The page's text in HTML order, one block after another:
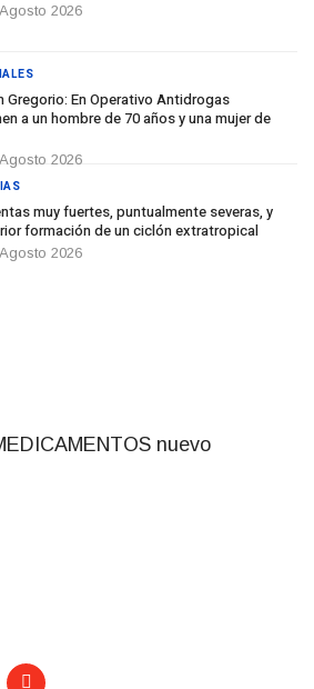
2026
Gregorio: En Operativo Antidrogas
a un hombre de 70 años y una mujer de
2026
muy fuertes, puntualmente severas, y
formación de un ciclón extratropical
2026